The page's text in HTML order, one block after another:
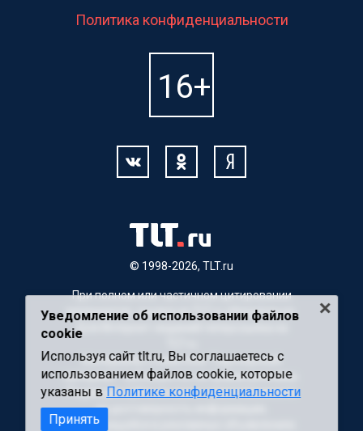
© 1998-2026, TLT.ru
Политика конфиденциальности
При полном или частичном цитировании
материалов, ссылка на TLT.ru обязательна.
Для Интернет-изданий гиперссылка на
Материалы с пометкой "Партнерский
материал" публикуются на правах рекламы.
Редакция сайта не несет ответственности
за достоверность информации,
содержащейся в рекламных объявлениях
Уведомление об использовании файлов
cookie
Используя сайт tlt.ru, Вы соглашаетесь с
использованием файлов cookie, которые
указаны в Политике конфиденциальности
Принять